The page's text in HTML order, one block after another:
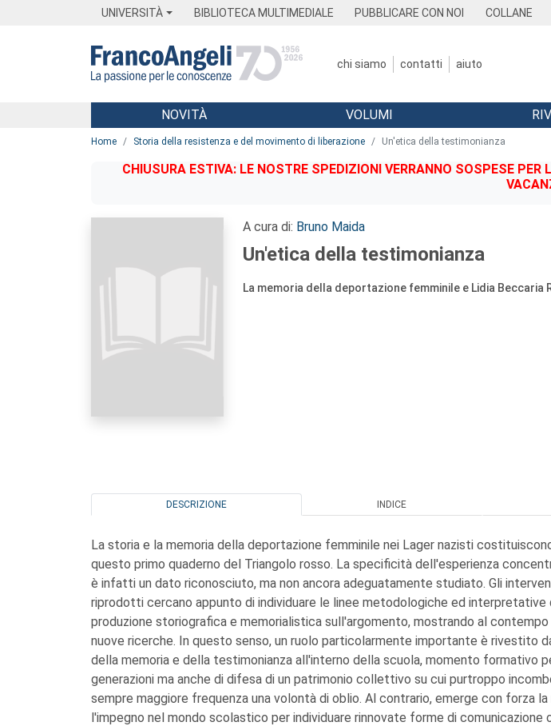
UNIVERSITÀ BIBLIOTECA MULTIMEDIALE PUBBLICARE CON NOI COLLANE
chi siamo contatti aiuto
Menu
NOVITÀ VOLUMI
Home Storia della resistenza e del movimento di liberazione Un'etica della testimonianza
CHIUSURA ESTIVA: LE NOSTRE SPEDIZIONI VERRANNO SOSPESE
A cura di: Bruno Maida
Un'etica della testimonianza
La memoria della deportazione femminile e Lidia Beccaria
DESCRIZIONE INDICE
La storia e la memoria della deportazione femminile nei Lager nazisti
questo primo quaderno del Triangolo rosso. La specificità dell'esperienza
è infatti un dato riconosciuto, ma non ancora adeguatamente studiato. Gli
riprodotti cercano appunto di individuare le linee metodologiche ed interpretative
produzione storiografica e memorialistica sull'argomento, mostrando al
nuove ricerche. In questo senso, un ruolo particolarmente importante è rivestito
della memoria e della testimonianza all'interno della scuola, momento formativo
generazioni ma anche di difesa di un patrimonio collettivo su cui purtroppo
sempre maggiore frequenza una volontà di oblio. Al contrario, emerge con forza
l'impegno nel mondo scolastico per individuare rinnovate forme di comunicazione